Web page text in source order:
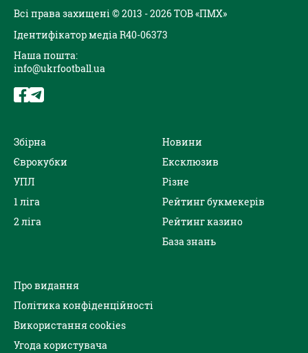
Всі права захищені © 2013 - 2026 ТОВ «ПМХ»
Ідентифікатор медіа R40-06373
Наша пошта:
info@ukrfootball.ua
Збірна
Єврокубки
УПЛ
1 ліга
2 ліга
Новини
Ексклюзив
Різне
Рейтинг букмекерів
Рейтинг казино
База знань
Про видання
Політика конфіденційності
Використання cookies
Угода користувача